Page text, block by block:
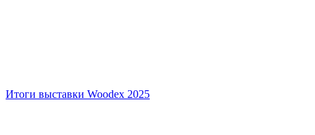
Итоги выставки Woodex 2025